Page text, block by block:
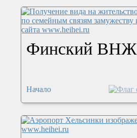
Финский ВНЖ
Начало